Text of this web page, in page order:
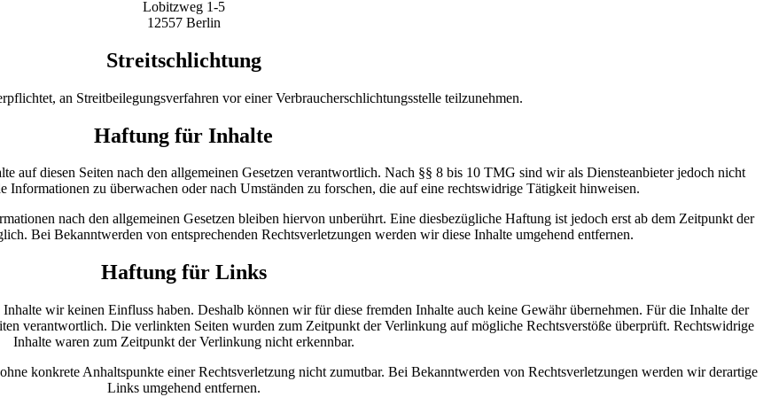
Lobitzweg 1-5
12557 Berlin
Streitschlichtung
an Streitbeilegungsverfahren vor einer Verbraucherschlichtungsstelle teilzunehmen.
Haftung für Inhalte
auf diesen Seiten nach den allgemeinen Gesetzen verantwortlich. Nach §§ 8 bis 10 TMG sind wir als Diensteanbieter jedoch nicht
Informationen zu überwachen oder nach Umständen zu forschen, die auf eine rechtswidrige Tätigkeit hinweisen.
nach den allgemeinen Gesetzen bleiben hiervon unberührt. Eine diesbezügliche Haftung ist jedoch erst ab dem Zeitpunkt der
Bei Bekanntwerden von entsprechenden Rechtsverletzungen werden wir diese Inhalte umgehend entfernen.
Haftung für Links
wir keinen Einfluss haben. Deshalb können wir für diese fremden Inhalte auch keine Gewähr übernehmen. Für die Inhalte der
verantwortlich. Die verlinkten Seiten wurden zum Zeitpunkt der Verlinkung auf mögliche Rechtsverstöße überprüft. Rechtswidrige
Inhalte waren zum Zeitpunkt der Verlinkung nicht erkennbar.
konkrete Anhaltspunkte einer Rechtsverletzung nicht zumutbar. Bei Bekanntwerden von Rechtsverletzungen werden wir derartige
Links umgehend entfernen.